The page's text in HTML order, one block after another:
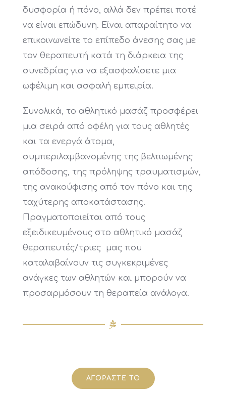
δυσφορία ή πόνο, αλλά δεν πρέπει ποτέ
να είναι επώδυνη. Είναι απαραίτητο να
επικοινωνείτε το επίπεδο άνεσης σας με
τον θεραπευτή κατά τη διάρκεια της
συνεδρίας για να εξασφαλίσετε μια
ωφέλιμη και ασφαλή εμπειρία.
Συνολικά, το αθλητικό μασάζ προσφέρει
μια σειρά από οφέλη για τους αθλητές
και τα ενεργά άτομα,
συμπεριλαμβανομένης της βελτιωμένης
απόδοσης, της πρόληψης τραυματισμών,
της ανακούφισης από τον πόνο και της
ταχύτερης αποκατάστασης.
Πραγματοποιείται από τους
εξειδικευμένους στο αθλητικό μασάζ
θεραπευτές/τριες μας που
καταλαβαίνουν τις συγκεκριμένες
ανάγκες των αθλητών και μπορούν να
προσαρμόσουν τη θεραπεία ανάλογα.
ΑΓΟΡΑΣΤΕ ΤΟ